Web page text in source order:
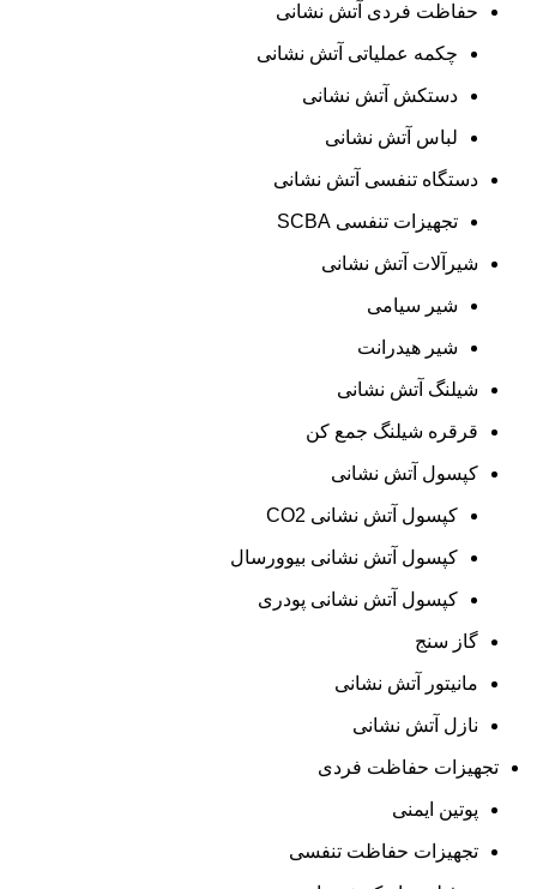
حفاظت فردی آتش نشانی
چکمه عملیاتی آتش نشانی
دستکش آتش نشانی
لباس آتش نشانی
دستگاه تنفسی آتش نشانی
تجهیزات تنفسی SCBA
شیرآلات آتش نشانی
شیر سیامی
شیر هیدرانت
شیلنگ آتش نشانی
قرقره شیلنگ جمع کن
کپسول آتش نشانی
کپسول آتش نشانی CO2
کپسول آتش نشانی بیوورسال
کپسول آتش نشانی پودری
گاز سنج
مانیتور آتش نشانی
نازل آتش نشانی
تجهیزات حفاظت فردی
پوتین ایمنی
تجهیزات حفاظت تنفسی